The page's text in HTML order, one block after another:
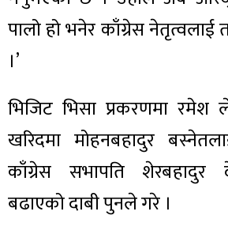
पालो हो भनेर काँग्रेस नेतृत्वलाई
।’
भिजिट भिसा प्रकरणमा
खरिदमा मोहनबहादुर
काँग्रेस सभापति शेरबहादुर
बढाएको दाबी पुनले गरे ।